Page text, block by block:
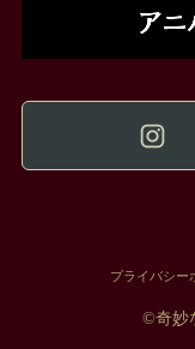
プライバシー
©︎奇妙